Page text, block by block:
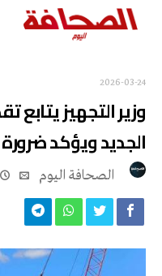
2026-03-24
وزير التجهيز
الجديد ويؤكد ضرورة